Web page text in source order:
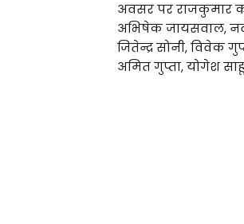
अवसर पर राजकुमार
अभिषेक जायसवाल,
जितेन्द्र सोनी, विवेक
अमित गुप्ता, योगेश